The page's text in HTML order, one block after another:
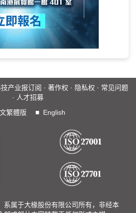
产业报订阅 · 著作权 · 隐私权 · 常见问题
· 人才招募
繁體版 ■ English
系属于大椽股份有限公司所有，非经本